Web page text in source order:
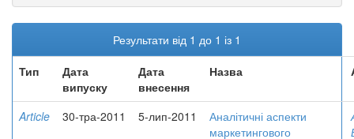
Результати від 1 до 1 із 1
Тип
Дата
випуску
Дата
внесення
Назва
Article 30-тра-2011 5-лип-2011
Аналітичні аспекти
маркетингового